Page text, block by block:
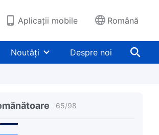
Aplicații mobile Română
Noutăți Despre noi
65/98
urmărești adevărul (12)” Partea
a patra
a cincea